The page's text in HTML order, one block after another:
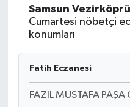
Samsun Vezirköprü
Cumartesi nöbetçi
konumları
Fatih Eczanesi
FAZIL MUSTAFA
Siyasetçi
Spor
Tebrik